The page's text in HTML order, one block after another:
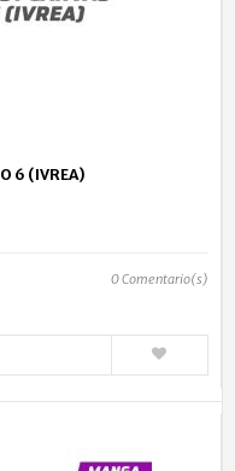
6 (IVREA)
0Comentario(s)